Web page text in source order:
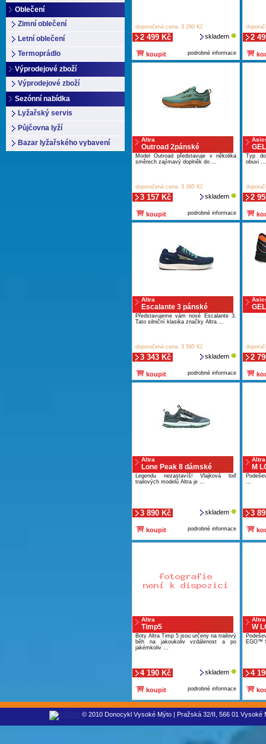
Oblečení
Zimní oblečení
Letní oblečení
Termoprádlo
Výprodejové zboží
Výprodejové zboží
Sezónní nabídka
Lyžařský servis
Půjčovna lyží
Bazar lyžařského vybavení
doporučená cena: 3 290 Kč
2 499 Kč skladem
koupit podrobné informace
2
Altra
Outroad 2pánské
Model Outroad představuje v několika
směrech zajímavý doplněk do ...
doporučená cena: 3 395 Kč
3 157 Kč skladem
koupit podrobné informace
Typ
obuvi ...
2
Altra
Escalante 3 pánské
Představujeme vám nové Escalante 3.
Tato silniční klasika značky Altra ...
doporučená cena: 3 595 Kč
3 343 Kč skladem
koupit podrobné informace
2
Altra
Lone Peak 8 dámské
Legendu nezastavíš! Vlajková loď
trailových modelů Altra je ...
3 890 Kč skladem
koupit podrobné informace
Altra
M
...
3
Altra
Timp5
Boty Altra Timp 5 jsou určeny na trailový
běh na jakoukoliv vzdálenost a po
jakémkoliv ...
4 190 Kč skladem
koupit podrobné informace
Altra
W
EGO™
4
© 2010 Donocykl Vysoké Mýto | Pražská 32/II, 566 01 Vysoké